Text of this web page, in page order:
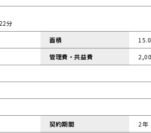
分
面積
管理費・共益費
契約期間
2年